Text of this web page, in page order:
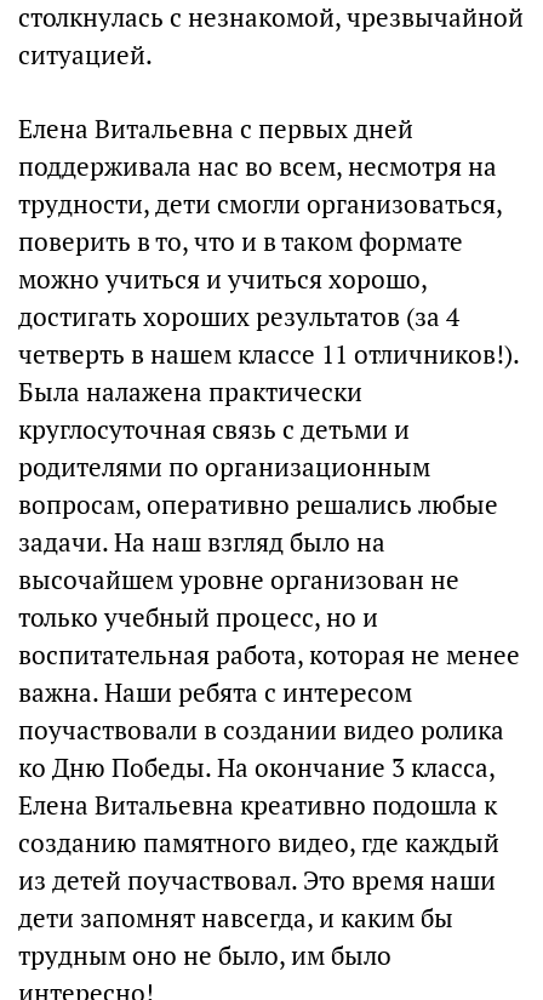
столкнулась с незнакомой, чрезвычайной
ситуацией.
Елена Витальевна с первых дней
поддерживала нас во всем, несмотря на
трудности, дети смогли организоваться,
поверить в то, что и в таком формате
можно учиться и учиться хорошо,
достигать хороших результатов (за 4
четверть в нашем классе 11 отличников!).
Была налажена практически
круглосуточная связь с детьми и
родителями по организационным
вопросам, оперативно решались любые
задачи. На наш взгляд было на
высочайшем уровне организован не
только учебный процесс, но и
воспитательная работа, которая не менее
важна. Наши ребята с интересом
поучаствовали в создании видео ролика
ко Дню Победы. На окончание 3 класса,
Елена Витальевна креативно подошла к
созданию памятного видео, где каждый
из детей поучаствовал. Это время наши
дети запомнят навсегда, и каким бы
трудным оно не было, им было